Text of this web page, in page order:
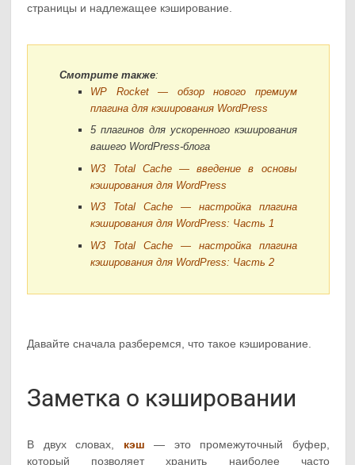
страницы и надлежащее кэширование.
Смотрите также:
WP Rocket — обзор нового премиум
плагина для кэширования WordPress
5 плагинов для ускоренного кэширования
вашего WordPress-блога
W3 Total Cache — введение в основы
кэширования для WordPress
W3 Total Cache — настройка плагина
кэширования для WordPress: Часть 1
W3 Total Cache — настройка плагина
кэширования для WordPress: Часть 2
Давайте сначала разберемся, что такое кэширование.
Заметка о кэшировании
В двух словах, кэш — это промежуточный буфер,
который позволяет хранить наиболее часто